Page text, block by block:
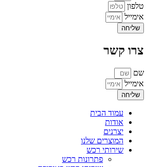
טלפון
אימייל
שליחה
צרו קשר
שם
אימייל
שליחה
עמוד הבית
אודות
יצרנים
המוצרים שלנו
שירותי רכש
פתרונות רכש